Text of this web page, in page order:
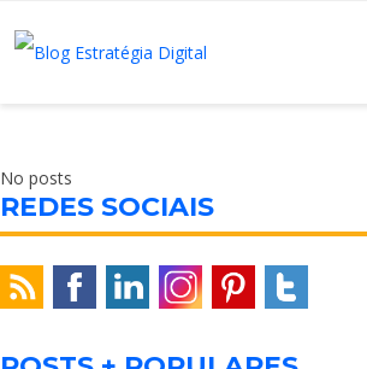
No posts
REDES SOCIAIS